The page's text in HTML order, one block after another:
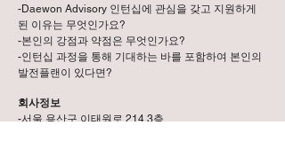
-Daewon Advisory 인턴십에 관심을 갖고 지원하게
된 이유는 무엇인가요?
-본인의 강점과 약점은 무엇인가요?
-인턴십 과정을 통해 기대하는 바를 포함하여 본인의
발전플랜이 있다면?
회사정보
-서울 용산구 이태원로 214 3층